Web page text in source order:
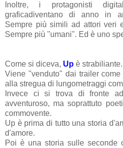
Inoltre, i protagonisti
graficadiventano di anno in
Sempre più simili ad attori veri
Sempre più "umani". Ed è uno
Come si diceva, Up è strabiliante.
Viene "venduto" dai trailer
alla stregua di lungometraggi
Invece ci si trova di fronte
avventuroso, ma soprattuto
commovente.
Up è prima di tutto una storia
d'amore.
Poi è una storia sulle seconde